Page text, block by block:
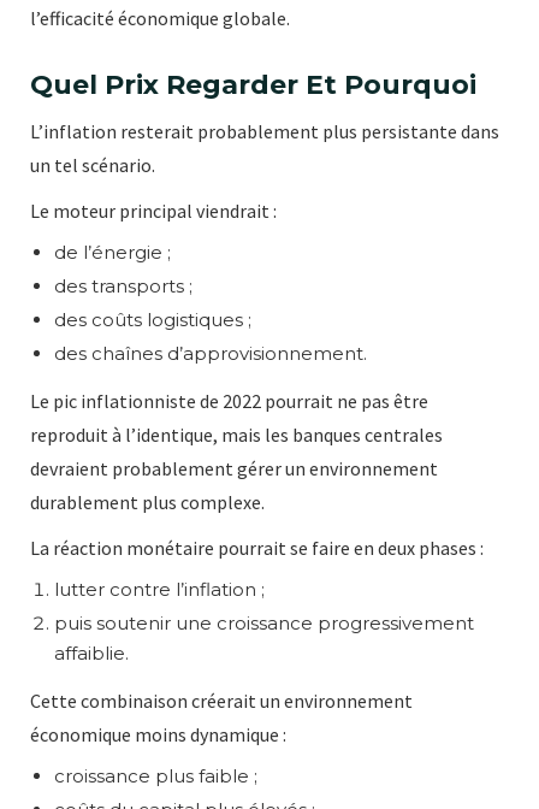
l’efficacité économique globale.
Quel Prix Regarder Et Pourquoi
L’inflation resterait probablement plus persistante dans
un tel scénario.
Le moteur principal viendrait :
de l’énergie ;
des transports ;
des coûts logistiques ;
des chaînes d’approvisionnement.
Le pic inflationniste de 2022 pourrait ne pas être
reproduit à l’identique, mais les banques centrales
devraient probablement gérer un environnement
durablement plus complexe.
La réaction monétaire pourrait se faire en deux phases :
lutter contre l’inflation ;
puis soutenir une croissance progressivement
affaiblie.
Cette combinaison créerait un environnement
économique moins dynamique :
croissance plus faible ;